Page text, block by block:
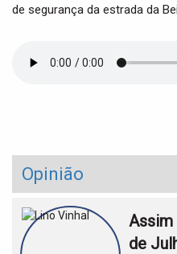
de segurança da estrada da
Opinião
Assim
de